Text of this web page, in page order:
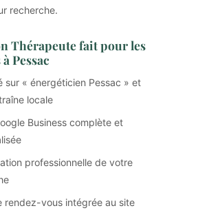
recherche.
Thérapeute fait pour les
Pessac
sur « énergéticien Pessac » et
locale
Business complète et
professionnelle de votre
rendez-vous intégrée au site